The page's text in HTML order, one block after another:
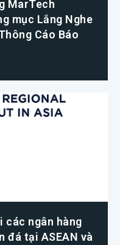
MarTech
mục Lắng Nghe
Cáo Báo
các ngân hàng
đá tại ASEAN và